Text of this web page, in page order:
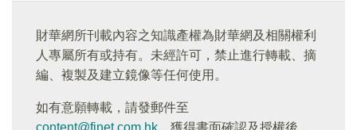
財華網所刊載內容之知識產權為財華網及相關權利
人專屬所有或持有。未經許可，禁止進行轉載、摘
編、複製及建立鏡像等任何使用。
如有意願轉載，請發郵件至
content@finet.com.hk ，獲得書面確認及授權後，